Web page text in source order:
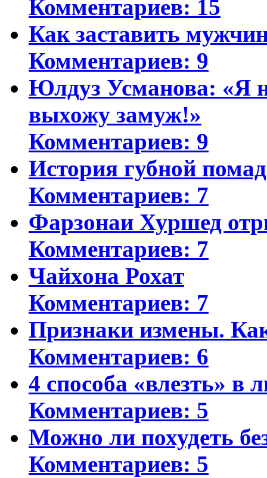
Комментариев: 15
Как заставить
Комментариев: 9
Юлдуз Усманова: «Я
выхожу замуж!»
Комментариев: 9
История губной
Комментариев: 7
Фарзонаи Хуршед
Комментариев: 7
Чайхона Рохат
Комментариев: 7
Признаки измены.
Комментариев: 6
4 способа «влезть» в
Комментариев: 5
Можно ли похудеть
Комментариев: 5